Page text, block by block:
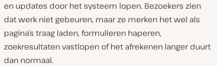
en updates door het systeem lopen. Bezoekers zien
dat werk niet gebeuren, maar ze merken het wel als
pagina’s traag laden, formulieren haperen,
zoekresultaten vastlopen of het afrekenen langer duurt
dan normaal.